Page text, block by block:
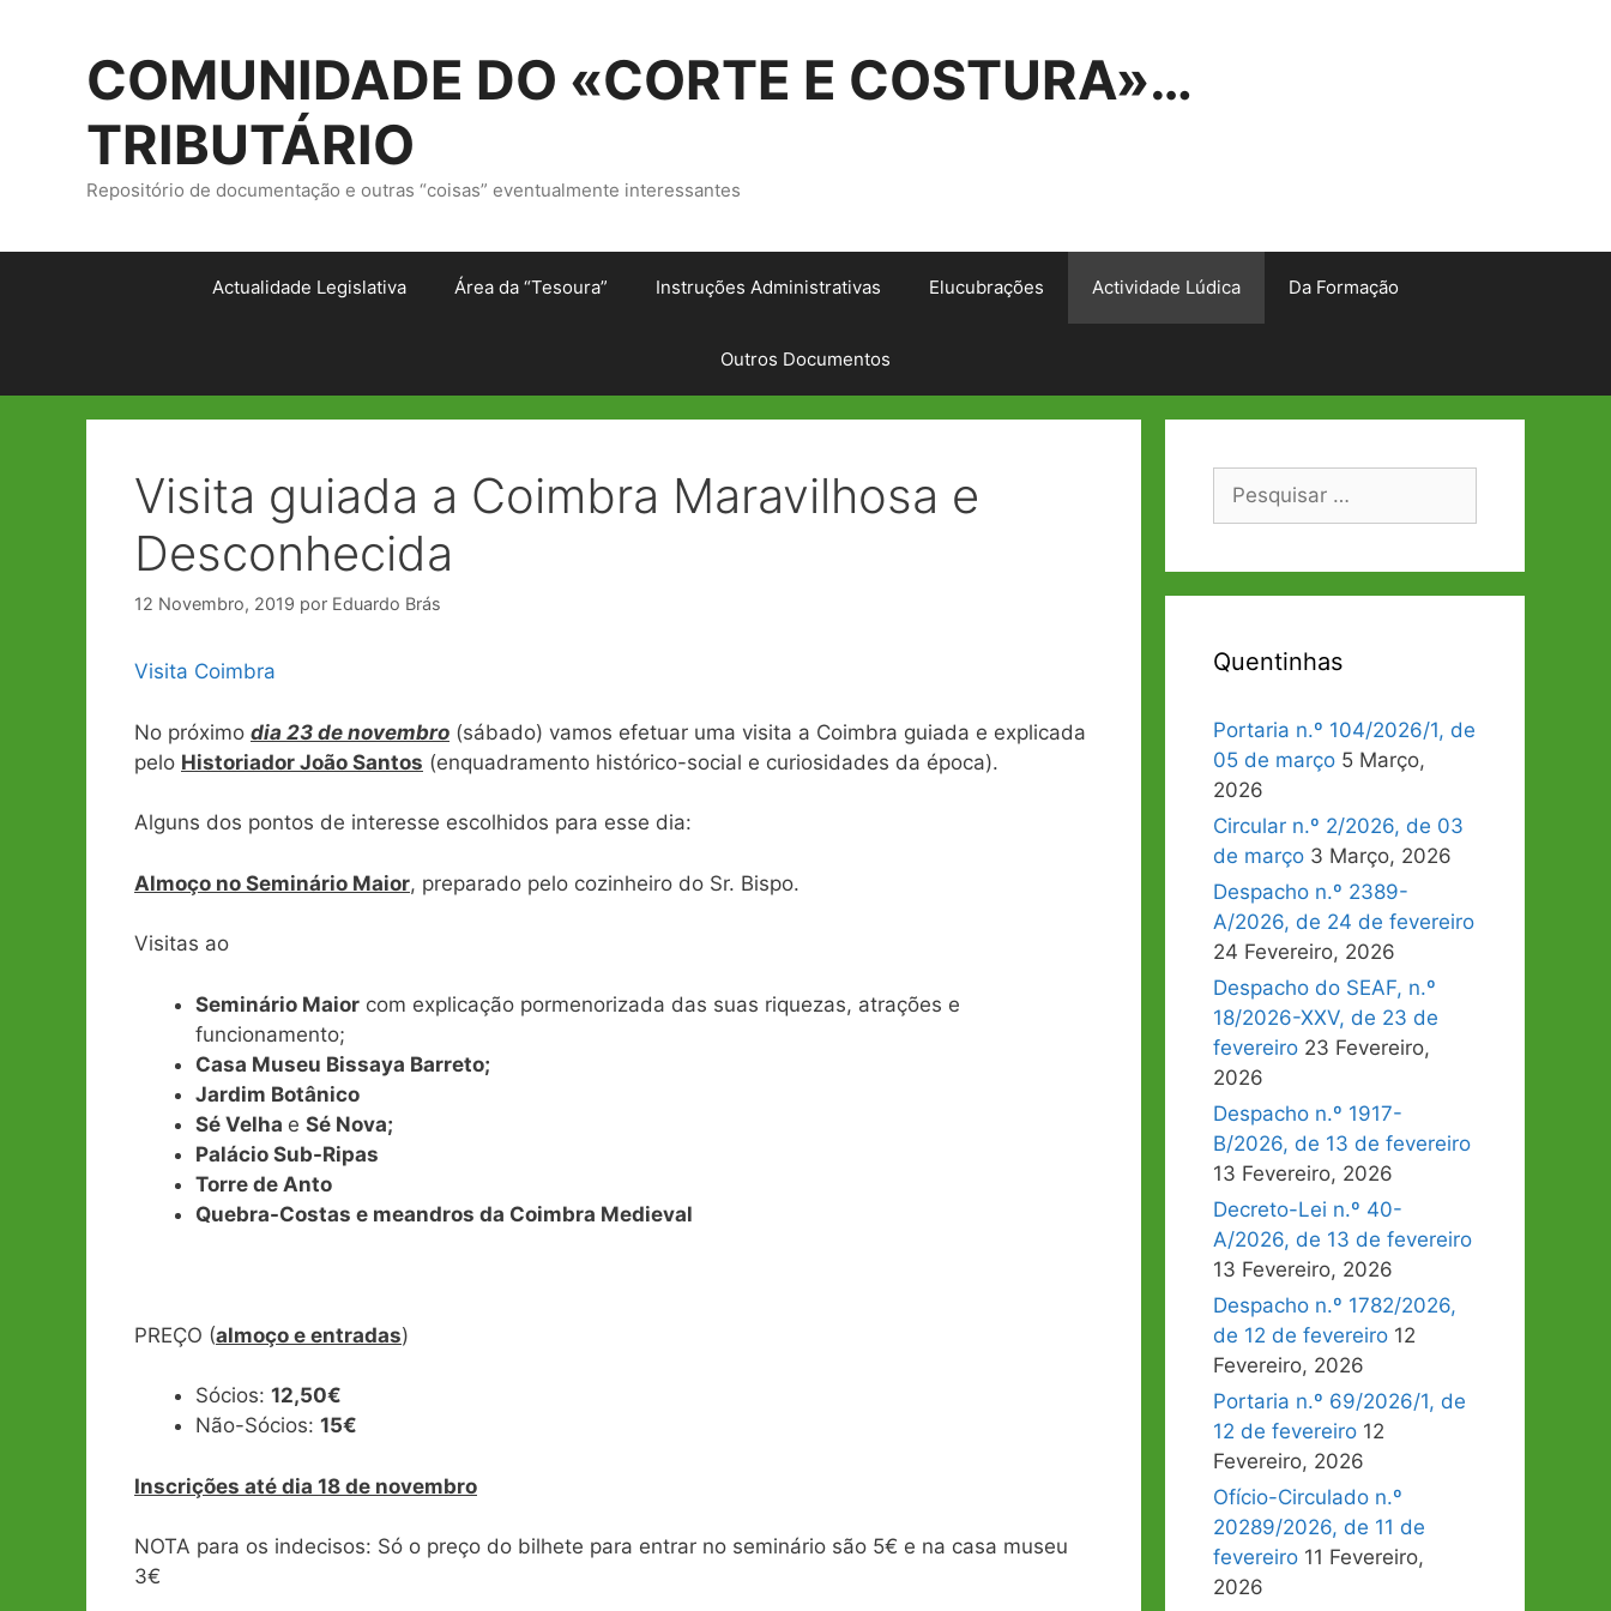
COMUNIDADE DO «CORTE E COSTURA»…
TRIBUTÁRIO
Repositório de documentação e outras “coisas” eventualmente interessantes
Actualidade Legislativa Área da “Tesoura” Instruções Administrativas Elucubrações Actividade Lúdica Da Formação
Outros Documentos
Visita guiada a Coimbra Maravilhosa e
Desconhecida
12 Novembro, 2019 por Eduardo Brás
Visita Coimbra
No próximo dia 23 de novembro (sábado) vamos efetuar uma visita a Coimbra guiada e explicada
pelo Historiador João Santos (enquadramento histórico-social e curiosidades da época).
Alguns dos pontos de interesse escolhidos para esse dia:
Almoço no Seminário Maior, preparado pelo cozinheiro do Sr. Bispo.
Visitas ao
Seminário Maior com explicação pormenorizada das suas riquezas, atrações e
funcionamento;
Casa Museu Bissaya Barreto;
Jardim Botânico
Sé Velha e Sé Nova;
Palácio Sub-Ripas
Torre de Anto
Quebra-Costas e meandros da Coimbra Medieval
PREÇO (almoço e entradas)
Sócios: 12,50€
Não-Sócios: 15€
Inscrições até dia 18 de novembro
NOTA para os indecisos: Só o preço do bilhete para entrar no seminário são 5€ e na casa museu
3€
Pesquisar
Quentinhas
Portaria n.º 104/2026/1, de
05 de março 5 Março,
2026
Circular n.º 2/2026, de 03
de março 3 Março, 2026
Despacho n.º 2389-
A/2026, de 24 de fevereiro
24 Fevereiro, 2026
Despacho do SEAF, n.º
18/2026-XXV, de 23 de
fevereiro 23 Fevereiro,
2026
Despacho n.º 1917-
B/2026, de 13 de fevereiro
13 Fevereiro, 2026
Decreto-Lei n.º 40-
A/2026, de 13 de fevereiro
13 Fevereiro, 2026
Despacho n.º 1782/2026,
de 12 de fevereiro 12
Fevereiro, 2026
Portaria n.º 69/2026/1, de
12 de fevereiro 12
Fevereiro, 2026
Ofício-Circulado n.º
20289/2026, de 11 de
fevereiro 11 Fevereiro,
2026